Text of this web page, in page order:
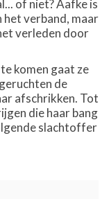
of niet? Aafke is
verband, maar
verleden door
komen gaat ze
de
afschrikken. Tot
die haar bang
slachtoffer